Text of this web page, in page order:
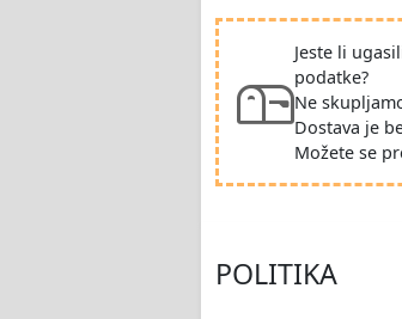
Jeste li
podatke?
Ne
Dostava je
Možete se
POLITIKA